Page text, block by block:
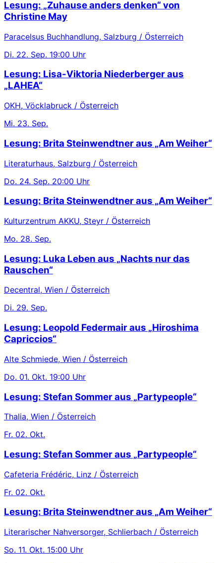
Lesung: „Zuhause anders denken“ von
Christine May
Paracelsus Buchhandlung, Salzburg / Österreich
Di. 22. Sep. 19:00 Uhr
Lesung: Lisa-Viktoria Niederberger aus
„LAHEA“
OKH, Vöcklabruck / Österreich
Mi. 23. Sep.
Lesung: Brita Steinwendtner aus „Am Weiher“
Literaturhaus, Salzburg / Österreich
Do. 24. Sep. 20:00 Uhr
Lesung: Brita Steinwendtner aus „Am Weiher“
Kulturzentrum AKKU, Steyr / Österreich
Mo. 28. Sep.
Lesung: Luka Leben aus „Nachts nur das
Rauschen“
Decentral, Wien / Österreich
Di. 29. Sep.
Lesung: Leopold Federmair aus „Hiroshima
Capriccios“
Alte Schmiede, Wien / Österreich
Do. 01. Okt. 19:00 Uhr
Lesung: Stefan Sommer aus „Partypeople“
Thalia, Wien / Österreich
Fr. 02. Okt.
Lesung: Stefan Sommer aus „Partypeople“
Cafeteria Frédéric, Linz / Österreich
Fr. 02. Okt.
Lesung: Brita Steinwendtner aus „Am Weiher“
Literarischer Nahversorger, Schlierbach / Österreich
So. 11. Okt. 15:00 Uhr